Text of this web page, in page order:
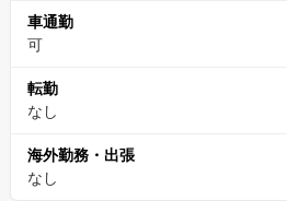
車通勤
可
転勤
なし
海外勤務・出張
なし